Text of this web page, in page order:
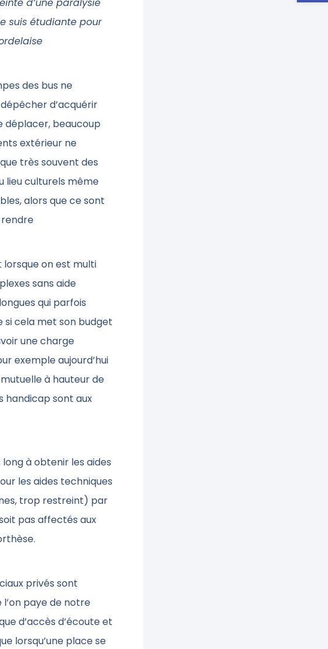
d’une paralysie
suis étudiante pour
des bus ne
d’acquérir
déplacer, beaucoup
extérieur ne
très souvent des
lieu culturels même
alors que ce sont
rendre
on est multi
sans aide
qui parfois
cela met son budget
une charge
exemple aujourd’hui
à hauteur de
handicap sont aux
à obtenir les aides
les aides techniques
trop restreint) par
pas affectés aux
privés sont
paye de notre
d’accès d’écoute et
lorsqu’une place se